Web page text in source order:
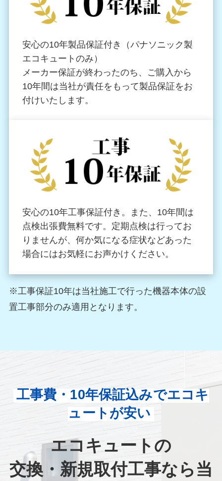
安心の10年製品保証付き（パナソニック製
エコキュートのみ）
メーカー保証が終わったのち、ご購入から
10年間は当社が責任をもって製品保証をお
付けいたします。
安心の10年工事保証付き。また、10年間は
点検出張費無料です。定期点検は行ってお
りませんが、何か気になる症状などあった
場合にはお気軽にお声かけください。
※工事保証10年は当社施工で行った機器本体の設
置工事部分のみ適用となります。
工事費・10年保証込みでエコキ
ュートが安い
エコキュートの
交換・新規取付工事なら当